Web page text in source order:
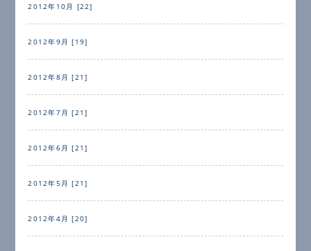
2012年10月 [22]
2012年9月 [19]
2012年8月 [21]
2012年7月 [21]
2012年6月 [21]
2012年5月 [21]
2012年4月 [20]